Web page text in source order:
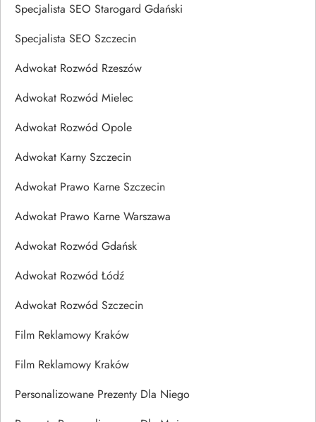
Specjalista SEO Starogard Gdański
Specjalista SEO Szczecin
Adwokat Rozwód Rzeszów
Adwokat Rozwód Mielec
Adwokat Rozwód Opole
Adwokat Karny Szczecin
Adwokat Prawo Karne Szczecin
Adwokat Prawo Karne Warszawa
Adwokat Rozwód Gdańsk
Adwokat Rozwód Łódź
Adwokat Rozwód Szczecin
Film Reklamowy Kraków
Film Reklamowy Kraków
Personalizowane Prezenty Dla Niego